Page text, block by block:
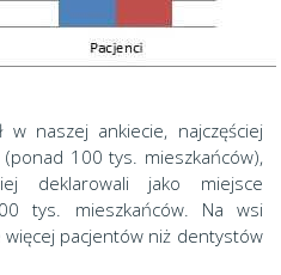
w naszej ankiecie, najczęściej
100 tys. mieszkańców),
deklarowali jako miejsce
tys. mieszkańców. Na wsi
pacjentów niż dentystów